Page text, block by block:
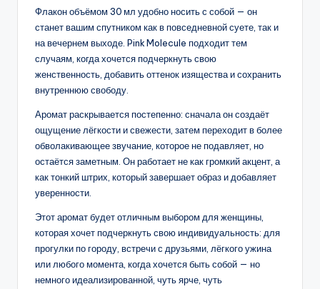
Флакон объёмом 30 мл удобно носить с собой — он
станет вашим спутником как в повседневной суете, так и
на вечернем выходе. Pink Molecule подходит тем
случаям, когда хочется подчеркнуть свою
женственность, добавить оттенок изящества и сохранить
внутреннюю свободу.
Аромат раскрывается постепенно: сначала он создаёт
ощущение лёгкости и свежести, затем переходит в более
обволакивающее звучание, которое не подавляет, но
остаётся заметным. Он работает не как громкий акцент, а
как тонкий штрих, который завершает образ и добавляет
уверенности.
Этот аромат будет отличным выбором для женщины,
которая хочет подчеркнуть свою индивидуальность: для
прогулки по городу, встречи с друзьями, лёгкого ужина
или любого момента, когда хочется быть собой — но
немного идеализированной, чуть ярче, чуть